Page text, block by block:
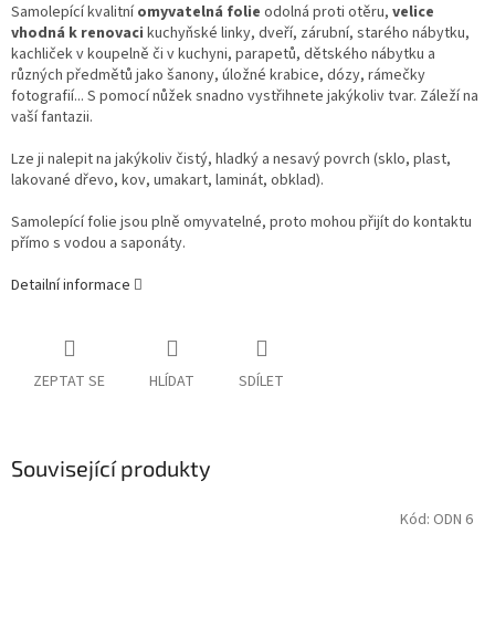
Samolepící kvalitníomyvatelná folie odolná proti otěru, velice
vhodná k renovaci kuchyňské linky, dveří, zárubní, starého nábytku,
kachliček v koupelně či v kuchyni, parapetů, dětského nábytku a
různých předmětů jako šanony, úložné krabice, dózy, rámečky
fotografií... S pomocí nůžek snadno vystřihnete jakýkoliv tvar. Záleží na
vaší fantazii.
Lze ji nalepit na jakýkoliv čistý, hladký a nesavý povrch (sklo, plast,
lakované dřevo, kov, umakart, laminát, obklad).
Samolepící folie jsou plně omyvatelné, proto mohou přijít do kontaktu
přímo s vodou a saponáty.
Detailní informace
ZEPTAT SE HLÍDAT SDÍLET
Související produkty
Kód: ODN 6